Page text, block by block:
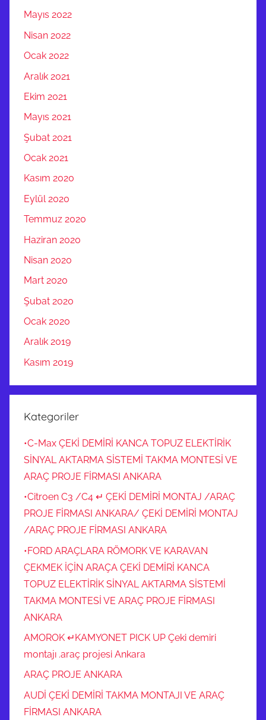
Mayıs 2022
Nisan 2022
Ocak 2022
Aralık 2021
Ekim 2021
Mayıs 2021
Şubat 2021
Ocak 2021
Kasım 2020
Eylül 2020
Temmuz 2020
Haziran 2020
Nisan 2020
Mart 2020
Şubat 2020
Ocak 2020
Aralık 2019
Kasım 2019
Kategoriler
•C-Max ÇEKİ DEMİRİ KANCA TOPUZ ELEKTİRİK
SİNYAL AKTARMA SİSTEMİ TAKMA MONTESİ VE
ARAÇ PROJE FİRMASI ANKARA
•Citroen C3 /C4 ↵ ÇEKİ DEMİRİ MONTAJ /ARAÇ
PROJE FİRMASI ANKARA/ ÇEKİ DEMİRİ MONTAJ
/ARAÇ PROJE FİRMASI ANKARA
•FORD ARAÇLARA RÖMORK VE KARAVAN
ÇEKMEK İÇİN ARAÇA ÇEKİ DEMİRİ KANCA
TOPUZ ELEKTİRİK SİNYAL AKTARMA SİSTEMİ
TAKMA MONTESİ VE ARAÇ PROJE FİRMASI
ANKARA
AMOROK ↵KAMYONET PICK UP Çeki demiri
montajı .araç projesi Ankara
ARAÇ PROJE ANKARA
AUDİ ÇEKİ DEMİRİ TAKMA MONTAJI VE ARAÇ
FİRMASI ANKARA